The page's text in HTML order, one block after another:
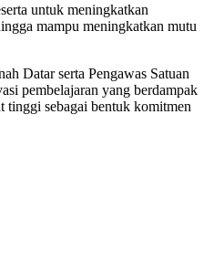
untuk meningkatkan
mampu meningkatkan mutu
Datar serta Pengawas Satuan
pembelajaran yang berdampak
tinggi sebagai bentuk komitmen